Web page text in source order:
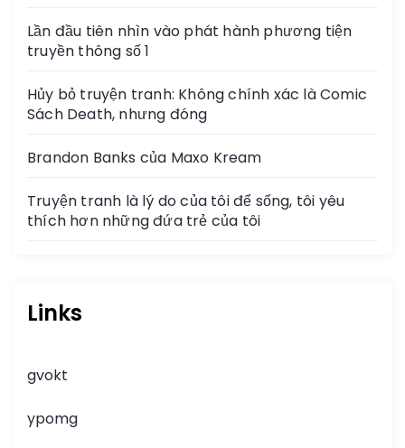
Lần đầu tiên nhìn vào phát hành phương tiện
truyền thông số 1
Hủy bỏ truyện tranh: Không chính xác là Comic
Sách Death, nhưng đóng
Brandon Banks của Maxo Kream
Truyện tranh là lý do của tôi để sống, tôi yêu
thích hơn những đứa trẻ của tôi
Links
gvokt
ypomg